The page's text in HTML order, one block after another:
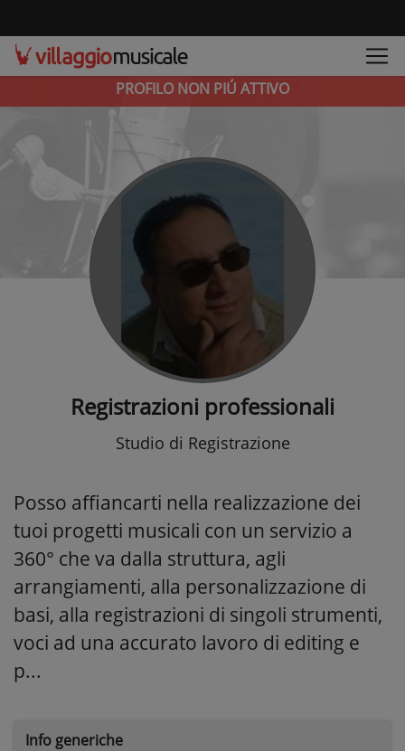
PROFILO NON PIÚ ATTIVO
Registrazioni professionali
Studio di Registrazione
Posso affiancarti nella realizzazione dei
tuoi progetti musicali con un servizio a
360° che va dalla struttura, agli
arrangiamenti, alla personalizzazione di
basi, alla registrazioni di singoli strumenti,
voci ad una accurato lavoro di editing e
p...
Info generiche